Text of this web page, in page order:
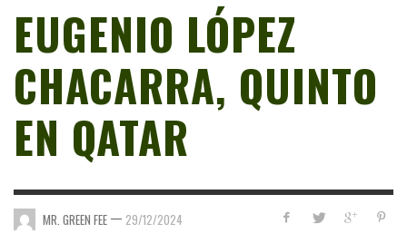
EUGENIO LÓPEZ
CHACARRA, QUINTO
EN QATAR
MR. GREEN FEE — 29/12/2024